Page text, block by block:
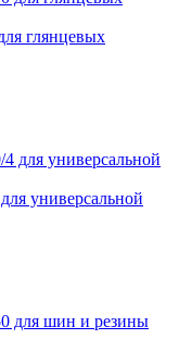
глянцевых
универсальной